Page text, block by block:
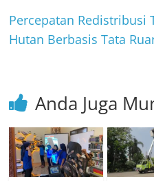
Percepatan Redistribusi
Hutan Berbasis Tata
Anda Juga